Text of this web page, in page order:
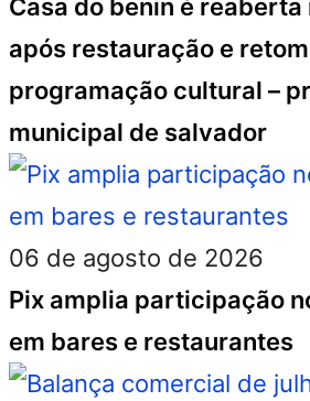
Casa do benin é
após restauração e
programação cultural –
municipal de salvador
06 de agosto de 2026
Pix amplia participação
em bares e restaurantes